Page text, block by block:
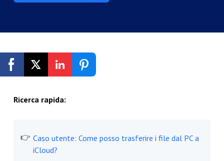
Registrati Gratis
Ricerca rapida:
Caso utente: Come posso trasferire i file dal PC a
iCloud?